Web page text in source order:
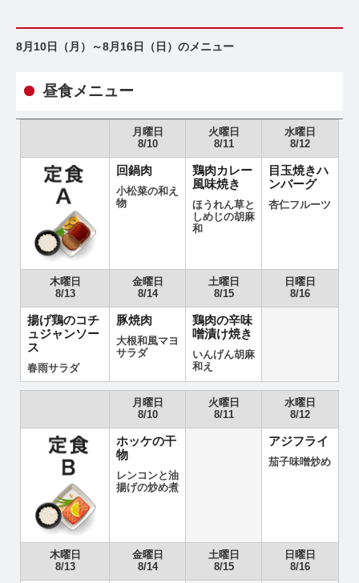
8月10日（月）～8月16日（日）のメニュー
昼食メニュー
月曜日
8/10
火曜日
8/11
水曜日
8/12
回鍋肉
小松菜の和え
物
鶏肉カレー
風味焼き
ほうれん草と
しめじの胡麻
和
目玉焼きハ
ンバーグ
杏仁フルーツ
木曜日
8/13
金曜日
8/14
土曜日
8/15
日曜日
8/16
揚げ鶏のコチ
ュジャンソー
ス
春雨サラダ
豚焼肉
大根和風マヨ
サラダ
鶏肉の辛味
噌漬け焼き
いんげん胡麻
和え
月曜日
8/10
火曜日
8/11
水曜日
8/12
ホッケの干
物
レンコンと油
揚げの炒め煮
アジフライ
茄子味噌炒め
木曜日
8/13
金曜日
8/14
土曜日
8/15
日曜日
8/16